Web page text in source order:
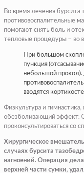
Во время лечения бурсита
противовоспалительные
помогают снять боль и
тепловые процедуры – во
При большом
пункция
небольшой прокол).
вводятся
Физкультура и
обезболивающий эффект.
проконсультироваться со
Хирургическое
случаях бурсита
нагноений. Операция
верхней части сумки,